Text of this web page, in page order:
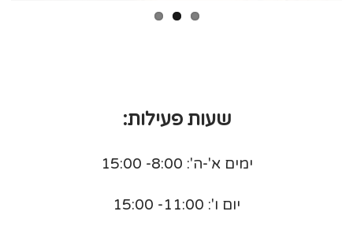
שעות פעילות:
ימים א'-ה': 8:00- 15:00
יום ו': 11:00- 15:00